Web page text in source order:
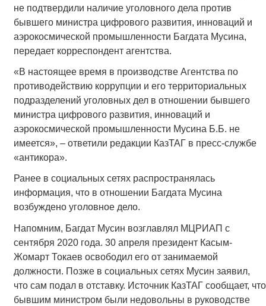
не подтвердили наличие уголовного дела против
бывшего министра цифрового развития, инноваций и
аэрокосмической промышленности Багдата Мусина,
передает корреспондент агентства.
«В настоящее время в производстве Агентства по
противодействию коррупции и его территориальных
подразделений уголовных дел в отношении бывшего
министра цифрового развития, инноваций и
аэрокосмической промышленности Мусина Б.Б. не
имеется», – ответили редакции КазТАГ в пресс-службе
«антикора».
Ранее в социальных сетях распространялась
информация, что в отношении Багдата Мусина
возбуждено уголовное дело.
Напомним, Багдат Мусин возглавлял МЦРИАП с
сентября 2020 года. 30 апреля президент Касым-
Жомарт Токаев освободил его от занимаемой
должности. Позже в социальных сетях Мусин заявил,
что сам подал в отставку. Источник КазТАГ сообщает, что
бывшим министром были недовольны в руководстве